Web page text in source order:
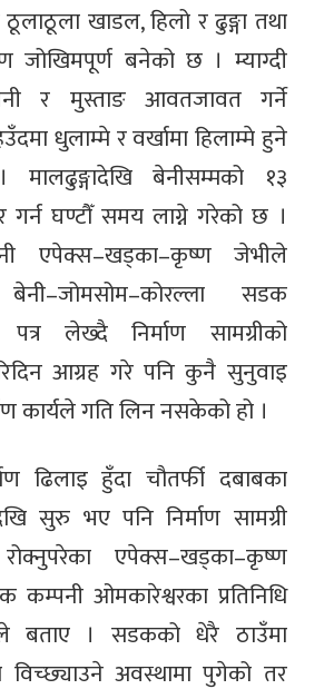
खाडल, हिलो र ढुङ्गा तथा
जोखिमपूर्ण बनेको छ । म्याग्दी
र मुस्ताङ आवतजावत गर्ने
धुलाम्मे र वर्खामा हिलाम्मे हुने
बेनीसम्मको १३
गर्न घण्टौँ समय लाग्ने गरेको छ ।
एपेक्स–खड्का–कृष्ण जेभीले
सडक
लेख्दै निर्माण सामग्रीको
आग्रह गरे पनि कुनै सुनुवाइ
कार्यले गति लिन नसकेको हो ।
ढिलाइ हुँदा चौतर्फी दबाबका
सुरु भए पनि निर्माण सामग्री
एपेक्स–खड्का–कृष्ण
ओमकारेश्वरका प्रतिनिधि
बताए । सडकको धेरै ठाउँमा
अवस्थामा पुगेको तर